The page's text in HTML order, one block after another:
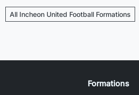
All Incheon United Football Formations
Formations